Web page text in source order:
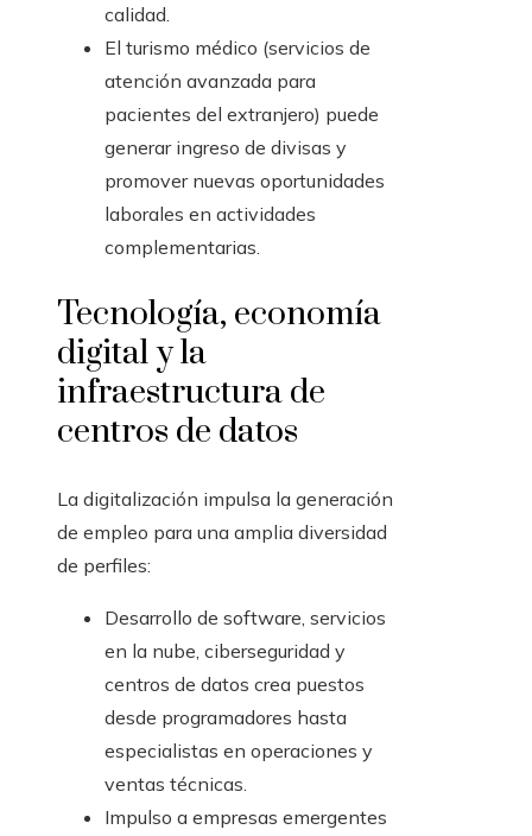
calidad.
El turismo médico (servicios de
atención avanzada para
pacientes del extranjero) puede
generar ingreso de divisas y
promover nuevas oportunidades
laborales en actividades
complementarias.
Tecnología, economía
digital y la
infraestructura de
centros de datos
La digitalización impulsa la generación
de empleo para una amplia diversidad
de perfiles:
Desarrollo de software, servicios
en la nube, ciberseguridad y
centros de datos crea puestos
desde programadores hasta
especialistas en operaciones y
ventas técnicas.
Impulso a empresas emergentes